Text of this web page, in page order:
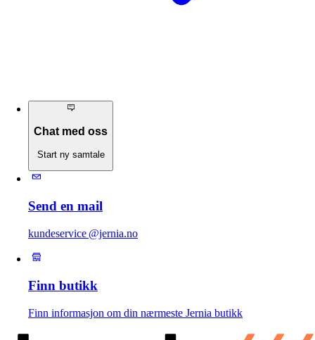
Chat med oss
Start ny samtale
Send en mail
kundeservice @jernia.no
Finn butikk
Finn informasjon om din nærmeste Jernia butikk